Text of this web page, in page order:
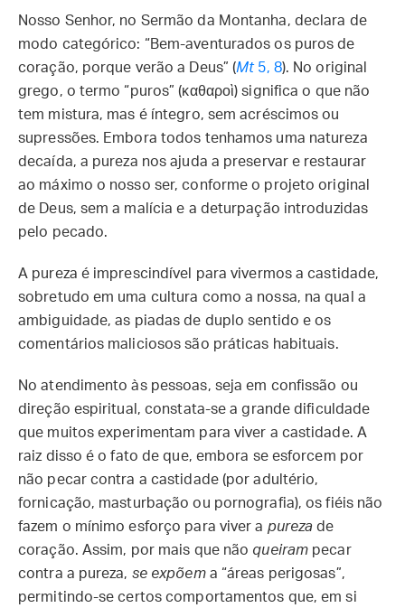
Nosso Senhor, no Sermão da Montanha, declara de
modo categórico: “Bem-aventurados os puros de
coração, porque verão a Deus” (Mt5, 8). No original
grego, o termo “puros” (καθαροὶ) significa o que não
tem mistura, mas é íntegro, sem acréscimos ou
supressões. Embora todos tenhamos uma natureza
decaída, a pureza nos ajuda a preservar e restaurar
ao máximo o nosso ser, conforme o projeto original
de Deus, sem a malícia e a deturpação introduzidas
pelo pecado.
A pureza é imprescindível para vivermos a castidade,
sobretudo em uma cultura como a nossa, na qual a
ambiguidade, as piadas de duplo sentido e os
comentários maliciosos são práticas habituais.
No atendimento às pessoas, seja em confissão ou
direção espiritual, constata-se a grande dificuldade
que muitos experimentam para viver a castidade. A
raiz disso é o fato de que, embora se esforcem por
não pecar contra a castidade (por adultério,
fornicação, masturbação ou pornografia), os fiéis não
fazem o mínimo esforço para viver a pureza de
coração. Assim, por mais que não queiram pecar
contra a pureza, se expõema “áreas perigosas”,
permitindo-se certos comportamentos que, em si